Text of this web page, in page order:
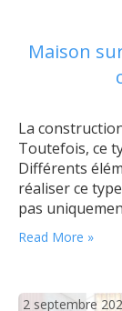
Maison
La
Toutefois, ce
Différents
réaliser ce
pas
recherche du
maison
Read More »
2 septembre